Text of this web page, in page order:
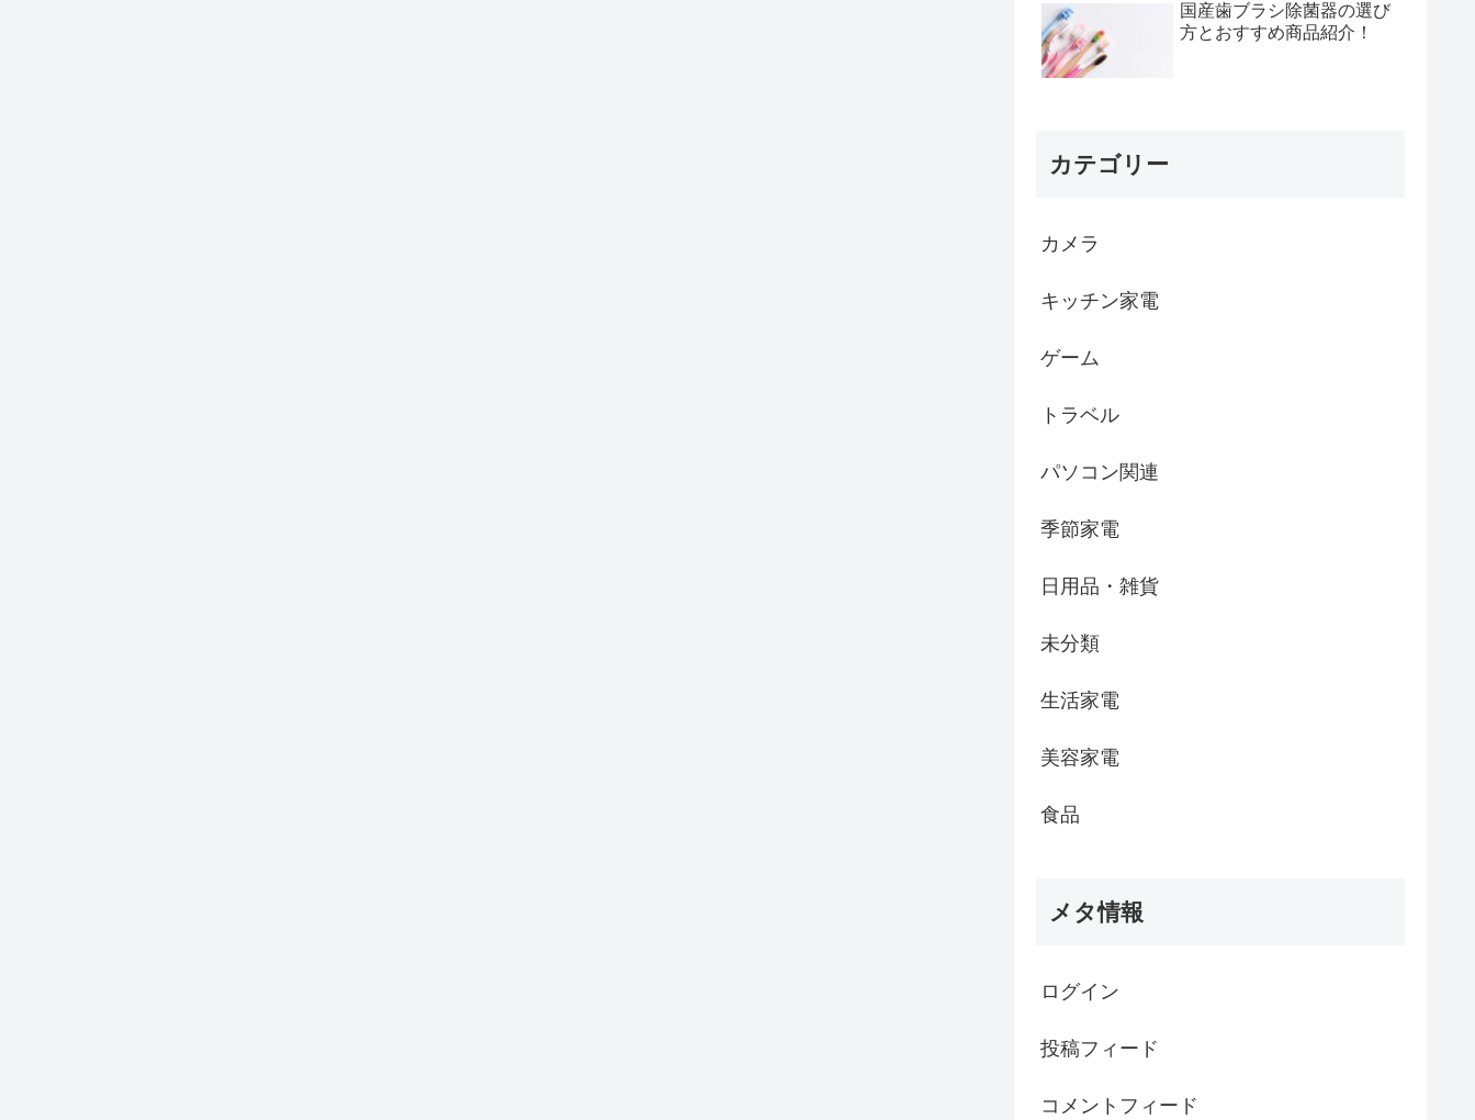
国産歯ブラシ除菌器の選び
方とおすすめ商品紹介！
カテゴリー
カメラ
キッチン家電
ゲーム
トラベル
パソコン関連
季節家電
日用品・雑貨
未分類
生活家電
美容家電
食品
メタ情報
ログイン
投稿フィード
コメントフィード